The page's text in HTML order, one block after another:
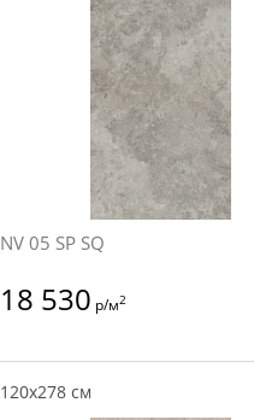
NV 05 SP SQ
18 530 р/м2
120x278 см